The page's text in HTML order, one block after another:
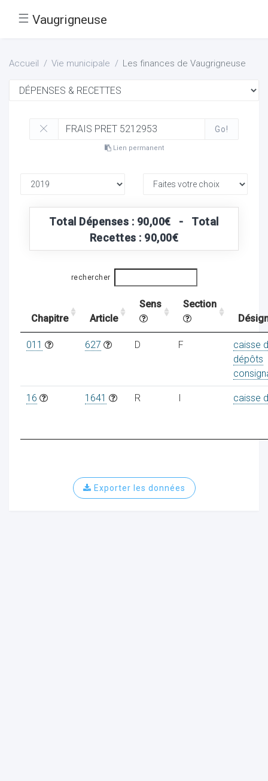
☰ Vaugrigneuse
Accueil Vie municipale Les finances de Vaugrigneuse
Go!
Lien permanent
Total Dépenses : 90,00€ - Total
Recettes : 90,00€
rechercher
Chapitre Article
Sens
Section
011 627 D F
caisse
dépôts
16 1641 R I caisse
Exporter les données